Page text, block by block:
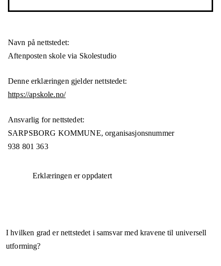
Navn på nettstedet:
Aftenposten skole via Skolestudio
Denne erklæringen gjelder nettstedet:
https://apskole.no/
Ansvarlig for nettstedet:
SARPSBORG KOMMUNE,organisasjonsnummer
938 801 363
Erklæringen er oppdatert
I hvilken grad er nettstedet i samsvar med kravene til universell
utforming?